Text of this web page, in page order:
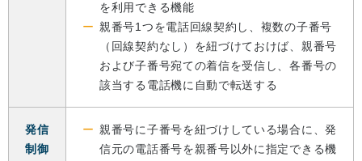
を利用できる機能
親番号1つを電話回線契約し、複数の子番号
（回線契約なし）を紐づけておけば、親番号
および子番号宛ての着信を受信し、各番号の
該当する電話機に自動で転送する
発信
制御
親番号に子番号を紐づけしている場合に、発
信元の電話番号を親番号以外に指定できる機